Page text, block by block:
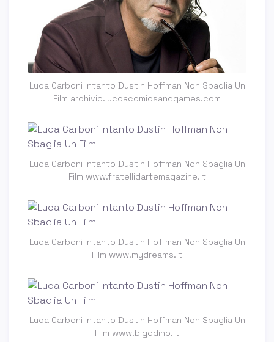
Luca Carboni Intanto Dustin Hoffman Non Sbaglia Un
Film archivio.luccacomicsandgames.com
Luca Carboni Intanto Dustin Hoffman Non Sbaglia Un
Film www.fratellidartemagazine.it
Luca Carboni Intanto Dustin Hoffman Non Sbaglia Un
Film www.mydreams.it
Luca Carboni Intanto Dustin Hoffman Non Sbaglia Un
Film www.bigodino.it